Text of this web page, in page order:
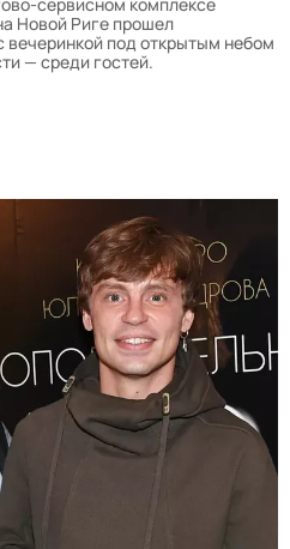
сервисном комплексе
Новой Риге прошел
вечеринкой под открытым небом
— среди гостей.